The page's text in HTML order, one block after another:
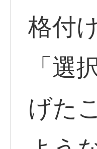
格付
「選
げた